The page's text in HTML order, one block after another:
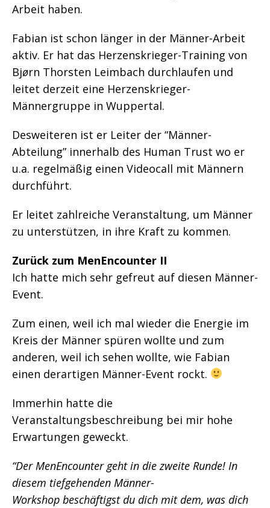
Arbeit haben.
Fabian ist schon länger in der Männer-Arbeit
aktiv. Er hat das Herzenskrieger-Training von
Bjørn Thorsten Leimbach durchlaufen und
leitet derzeit eine Herzenskrieger-
Männergruppe in Wuppertal.
Desweiteren ist er Leiter der “Männer-
Abteilung” innerhalb des Human Trust wo er
u.a. regelmäßig einen Videocall mit Männern
durchführt.
Er leitet zahlreiche Veranstaltung, um Männer
zu unterstützen, in ihre Kraft zu kommen.
Zurück zum MenEncounter II
Ich hatte mich sehr gefreut auf diesen Männer-
Event.
Zum einen, weil ich mal wieder die Energie im
Kreis der Männer spüren wollte und zum
anderen, weil ich sehen wollte, wie Fabian
einen derartigen Männer-Event rockt.
Immerhin hatte die
Veranstaltungsbeschreibung bei mir hohe
Erwartungen geweckt.
“Der MenEncounter geht in die zweite Runde! In
diesem tiefgehenden Männer-
Workshop beschäftigst du dich mit dem, was dich